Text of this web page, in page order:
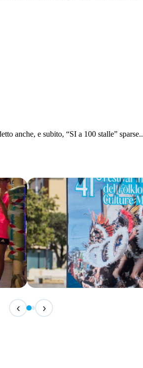
anche, e subito, “SI a 100 stalle”
IN CORSO
Festival Internazionale del
‹ ›